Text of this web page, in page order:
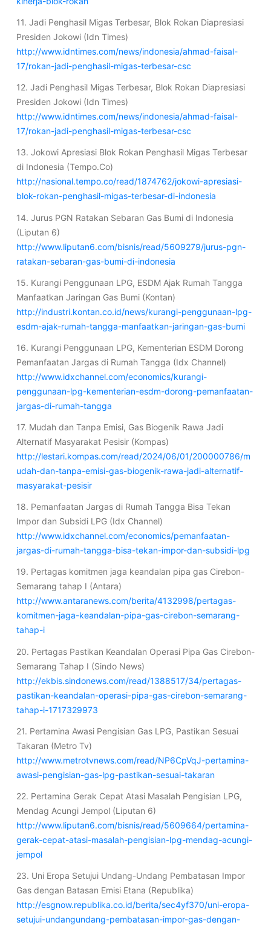
11. Jadi Penghasil Migas Terbesar, Blok Rokan Diapresiasi
Presiden Jokowi (Idn Times)
http://www.idntimes.com/news/indonesia/ahmad-faisal-
17/rokan-jadi-penghasil-migas-terbesar-csc
12. Jadi Penghasil Migas Terbesar, Blok Rokan Diapresiasi
Presiden Jokowi (Idn Times)
http://www.idntimes.com/news/indonesia/ahmad-faisal-
17/rokan-jadi-penghasil-migas-terbesar-csc
13. Jokowi Apresiasi Blok Rokan Penghasil Migas Terbesar
di Indonesia (Tempo.Co)
http://nasional.tempo.co/read/1874762/jokowi-apresiasi-
blok-rokan-penghasil-migas-terbesar-di-indonesia
14. Jurus PGN Ratakan Sebaran Gas Bumi di Indonesia
(Liputan 6)
http://www.liputan6.com/bisnis/read/5609279/jurus-pgn-
ratakan-sebaran-gas-bumi-di-indonesia
15. Kurangi Penggunaan LPG, ESDM Ajak Rumah Tangga
Manfaatkan Jaringan Gas Bumi (Kontan)
http://industri.kontan.co.id/news/kurangi-penggunaan-lpg-
esdm-ajak-rumah-tangga-manfaatkan-jaringan-gas-bumi
16. Kurangi Penggunaan LPG, Kementerian ESDM Dorong
Pemanfaatan Jargas di Rumah Tangga (Idx Channel)
http://www.idxchannel.com/economics/kurangi-
penggunaan-lpg-kementerian-esdm-dorong-pemanfaatan-
jargas-di-rumah-tangga
17. Mudah dan Tanpa Emisi, Gas Biogenik Rawa Jadi
Alternatif Masyarakat Pesisir (Kompas)
http://lestari.kompas.com/read/2024/06/01/200000786/m
udah-dan-tanpa-emisi-gas-biogenik-rawa-jadi-alternatif-
masyarakat-pesisir
18. Pemanfaatan Jargas di Rumah Tangga Bisa Tekan
Impor dan Subsidi LPG (Idx Channel)
http://www.idxchannel.com/economics/pemanfaatan-
jargas-di-rumah-tangga-bisa-tekan-impor-dan-subsidi-lpg
19. Pertagas komitmen jaga keandalan pipa gas Cirebon-
Semarang tahap I (Antara)
http://www.antaranews.com/berita/4132998/pertagas-
komitmen-jaga-keandalan-pipa-gas-cirebon-semarang-
tahap-i
20. Pertagas Pastikan Keandalan Operasi Pipa Gas Cirebon-
Semarang Tahap I (Sindo News)
http://ekbis.sindonews.com/read/1388517/34/pertagas-
pastikan-keandalan-operasi-pipa-gas-cirebon-semarang-
tahap-i-1717329973
21. Pertamina Awasi Pengisian Gas LPG, Pastikan Sesuai
Takaran (Metro Tv)
http://www.metrotvnews.com/read/NP6CpVqJ-pertamina-
awasi-pengisian-gas-lpg-pastikan-sesuai-takaran
22. Pertamina Gerak Cepat Atasi Masalah Pengisian LPG,
Mendag Acungi Jempol (Liputan 6)
http://www.liputan6.com/bisnis/read/5609664/pertamina-
gerak-cepat-atasi-masalah-pengisian-lpg-mendag-acungi-
jempol
23. Uni Eropa Setujui Undang-Undang Pembatasan Impor
Gas dengan Batasan Emisi Etana (Republika)
http://esgnow.republika.co.id/berita/sec4yf370/uni-eropa-
setujui-undangundang-pembatasan-impor-gas-dengan-